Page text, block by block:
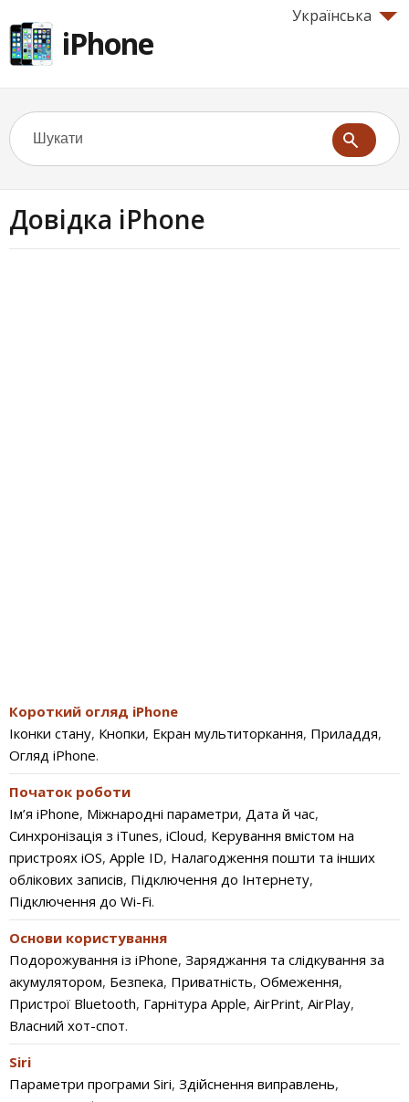
Українська
iPhone
Довідка iPhone
Короткий огляд iPhone
Іконки стану, Кнопки, Екран мультиторкання, Приладдя,
Огляд iPhone.
Початок роботи
Ім’я iPhone, Міжнародні параметри, Дата й час,
Синхронізація з iTunes, iCloud, Керування вмістом на
пристроях iOS, Apple ID, Налагодження пошти та інших
облікових записів, Підключення до Інтернету,
Підключення до Wi-Fi.
Основи користування
Подорожування із iPhone, Заряджання та слідкування за
акумулятором, Безпека, Приватність, Обмеження,
Пристрої Bluetooth, Гарнітура Apple, AirPrint, AirPlay,
Власний хот-спот.
Siri
Параметри програми Siri, Здійснення виправлень,